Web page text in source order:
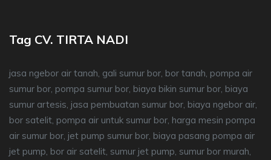
Tag CV. TIRTA NADI
jasa ngebor air tanah, gali sumur bor, bor tanah, pompa air
sumur bor, pompa sumur bor, biaya bikin sumur bor, biaya
sumur artesis, jasa pembuatan sumur bor, biaya ngebor air,
bor satelit, pompa air untuk sumur bor, harga mesin pompa
air sumur bor, jet pump sumur bor, biaya pasang pompa air
jet pump, bor air satelit, sumur jet pump, sumur bor murah,